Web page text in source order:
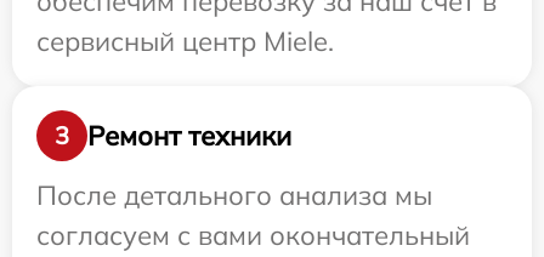
сервисный центр Miele.
3
Ремонт техники
После детального анализа мы
согласуем с вами окончательный